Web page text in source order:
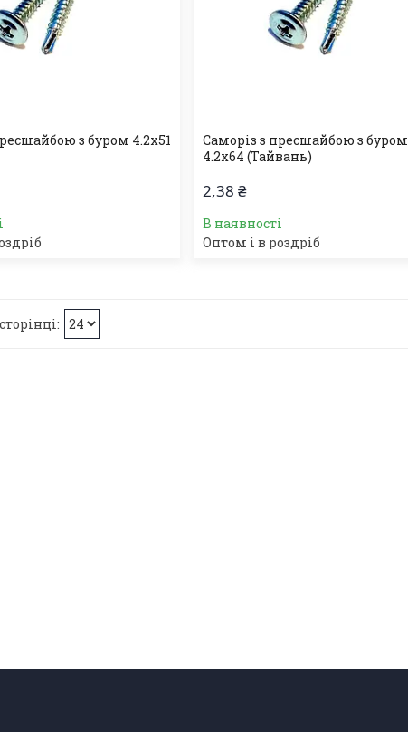
з буром 4.2х51
Саморіз з пресшайбою з буром
4.2х64 (Тайвань)
2,38 ₴
В наявності
Оптом і в роздріб